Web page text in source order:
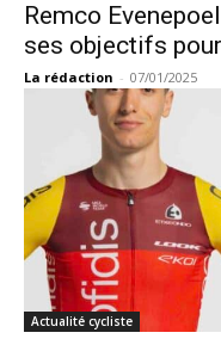
Remco
ses objectifs
La rédaction - 07/01/2025
Actualité cycliste